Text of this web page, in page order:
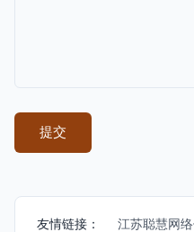
友情链接： 江苏聪慧网